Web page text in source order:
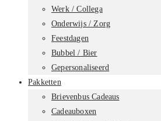
Werk / Collega
Onderwijs / Zorg
Feestdagen
Bubbel / Bier
Gepersonaliseerd
Pakketten
Brievenbus Cadeaus
Cadeauboxen